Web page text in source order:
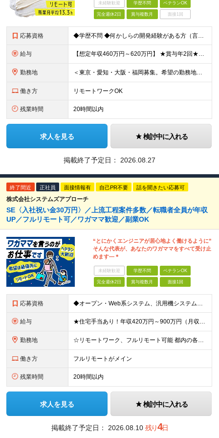
未経験歓迎 学歴不問 ベテランOK
完全週休2日 賞与複数月 面接1回
応募資格 ◆学歴不問 ◆何かしらの開発経験がある方（言語不問） ＜以下のような方を歓迎します＞ ◎自社プロダクト開発に携わりたい方 ◎新しいサービスの企画から挑戦してみたい方 ◎これまでの経験を活かし管理職を
給与 【想定年収460万円～620万円】 ★賞与年2回★勤務地手当あり 月給30万円～41万円 ＜各種手当＞ ■勤務地手当（東京2万円／月、大阪1万円／月、名古屋5000円／月） ■通勤手当（月額5万円ま
勤務地 ＜東京・愛知・大阪・福岡募集。希望の勤務地で働けます＞ 希望通りの配属＆転勤も基本なし！ 「プロジェクト人員の枠を広げたい」などといった、 会社からの強制的な異動・出向依頼はありません。 ■東京オフ
働き方 リモートワークOK
残業時間 20時間以内
求人を見る 検討中に入れる
掲載終了予定日： 2026.08.27
終了間近 正社員 面接情報有 自己PR不要 話を聞きたい応募可
株式会社システムズアプローチ
SE〈入社祝い金30万円〉／上流工程案件多数／転職者全員が年収
UP／フルリモート可／ワガママ歓迎／副業OK
“とにかくエンジニアが居心地よく働けるように”
そんな代表が、あなたのワガママをすべて受け止
めます―＊
未経験歓迎 学歴不問 ベテランOK
完全週休2日 賞与複数月 面接1回
応募資格 ◆オープン・Web系システム、汎用機システムの開発経験がある方 ┗Java、PHP、.NET、C#、Python、JavaScript、Go、COBOLなど ※その他の言語でも得意なものがあれば、ぜひ
給与 ★住宅手当あり！年収420万円～900万円（月収28万～60万円） ★当社への転職者全員が、前職と比べて年収アップを実現しています！ ■実務経験5年以上 ＜年収600万円～（月収39.5万円～）※各
勤務地 ☆リモートワーク、フルリモート可能 都内の各プロジェクト先にてご勤務いただきます。 勤務地は、希望を考慮して決定いたします。 ※会社都合による転勤はありません ※変更の範囲：上記を除く当社関連勤務
働き方 フルリモートがメイン
残業時間 20時間以内
求人を見る 検討中に入れる
掲載終了予定日： 2026.08.10 残り4日